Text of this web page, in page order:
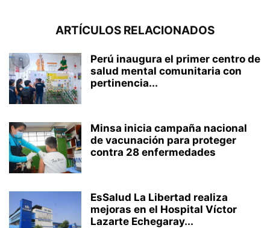
ARTÍCULOS RELACIONADOS
Perú inaugura el primer centro de
salud mental comunitaria con
pertinencia...
Minsa inicia campaña nacional
de vacunación para proteger
contra 28 enfermedades
EsSalud La Libertad realiza
mejoras en el Hospital Víctor
Lazarte Echegaray...